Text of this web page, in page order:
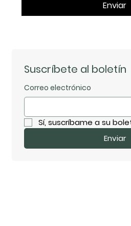
Enviar
Suscríbete al boletín
Correo electrónico
Sí, suscríbame a su
Enviar